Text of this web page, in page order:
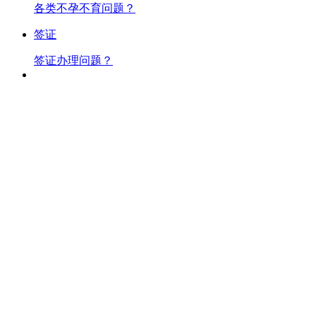
各类不孕不育问题？
签证
签证办理问题？